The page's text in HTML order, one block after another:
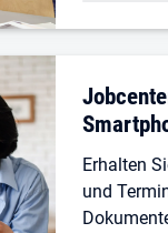
Erhalten
und